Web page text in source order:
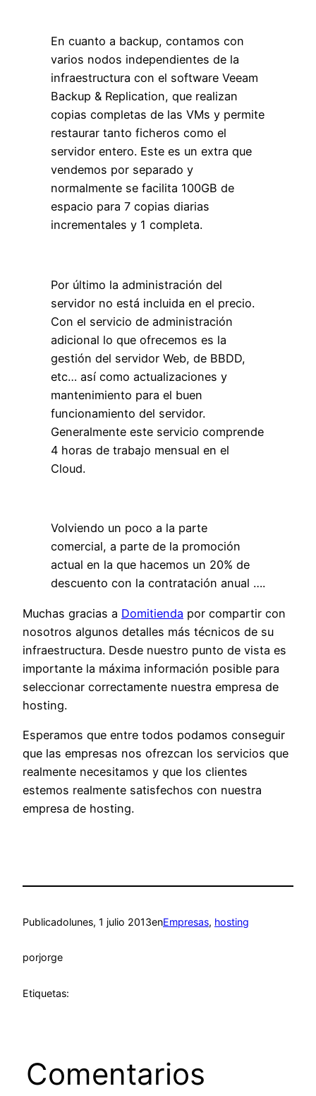
En cuanto a backup, contamos con
varios nodos independientes de la
infraestructura con el software Veeam
Backup & Replication, que realizan
copias completas de las VMs y permite
restaurar tanto ficheros como el
servidor entero. Este es un extra que
vendemos por separado y
normalmente se facilita 100GB de
espacio para 7 copias diarias
incrementales y 1 completa.
Por último la administración del
servidor no está incluida en el precio.
Con el servicio de administración
adicional lo que ofrecemos es la
gestión del servidor Web, de BBDD,
etc… así como actualizaciones y
mantenimiento para el buen
funcionamiento del servidor.
Generalmente este servicio comprende
4 horas de trabajo mensual en el
Cloud.
Volviendo un poco a la parte
comercial, a parte de la promoción
actual en la que hacemos un 20% de
descuento con la contratación anual ….
Muchas gracias a Domitienda por compartir con
nosotros algunos detalles más técnicos de su
infraestructura. Desde nuestro punto de vista es
importante la máxima información posible para
seleccionar correctamente nuestra empresa de
hosting.
Esperamos que entre todos podamos conseguir
que las empresas nos ofrezcan los servicios que
realmente necesitamos y que los clientes
estemos realmente satisfechos con nuestra
empresa de hosting.
Publicadolunes, 1 julio 2013enEmpresas, hosting
porjorge
Etiquetas:
Comentarios